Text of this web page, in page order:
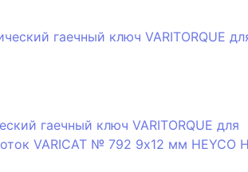
гаечный ключ VARITORQUE для
VARICAT № 792 9х12 мм HEYCO